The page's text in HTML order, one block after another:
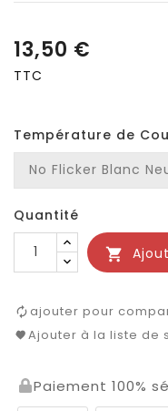
13,50 €
TTC
Température de
Quantité

ajouter pour
Ajouter à la liste de
Paiement 100%